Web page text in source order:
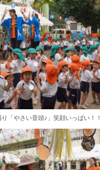
「やさい音頭♪」笑顔いっぱい！！